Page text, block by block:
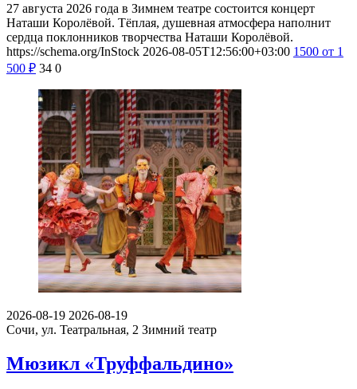
27 августа 2026 года в Зимнем театре состоится концерт
Наташи Королёвой. Тёплая, душевная атмосфера наполнит
сердца поклонников творчества Наташи Королёвой.
https://schema.org/InStock 2026-08-05T12:56:00+03:00 1500 от 1
500 ₽ 34 0
2026-08-19 2026-08-19
Сочи, ул. Театральная, 2 Зимний театр
Мюзикл «Труффальдино»